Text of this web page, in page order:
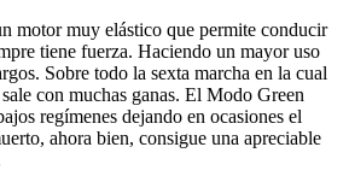
motor muy elástico que permite conducir
tiene fuerza. Haciendo un mayor uso
Sobre todo la sexta marcha en la cual
con muchas ganas. El Modo Green
regímenes dejando en ocasiones el
ahora bien, consigue una apreciable